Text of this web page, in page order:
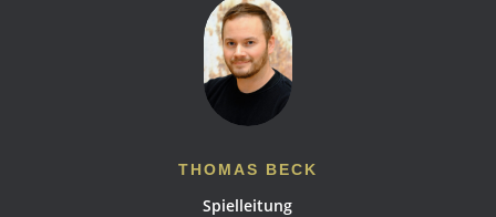
THOMAS BECK
Spielleitung